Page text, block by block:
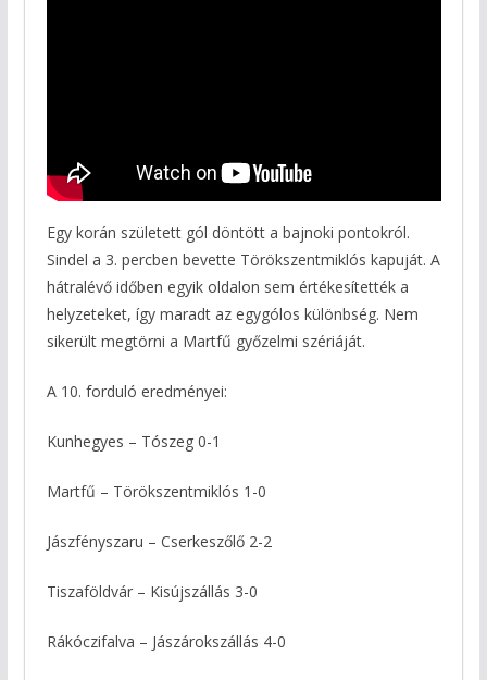
Egy korán született gól döntött a bajnoki pontokról.
Sindel a 3. percben bevette Törökszentmiklós kapuját. A
hátralévő időben egyik oldalon sem értékesítették a
helyzeteket, így maradt az egygólos különbség. Nem
sikerült megtörni a Martfű győzelmi szériáját.
A 10. forduló eredményei:
Kunhegyes – Tószeg 0-1
Martfű – Törökszentmiklós 1-0
Jászfényszaru – Cserkeszőlő 2-2
Tiszaföldvár – Kisújszállás 3-0
Rákóczifalva – Jászárokszállás 4-0